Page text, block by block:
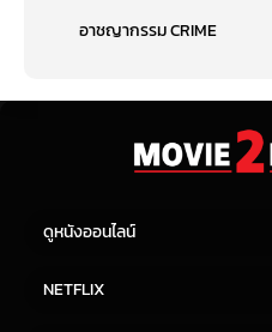
อาชญากรรม CRIME
ดูหนังออนไลน์
NETFLIX